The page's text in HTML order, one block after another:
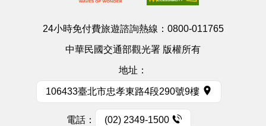
24小時免付費旅遊諮詢熱線： 0800-011765
中華民國交通部觀光署 版權所有
地址：
106433臺北市忠孝東路4段290號9樓
電話： (02) 2349-1500